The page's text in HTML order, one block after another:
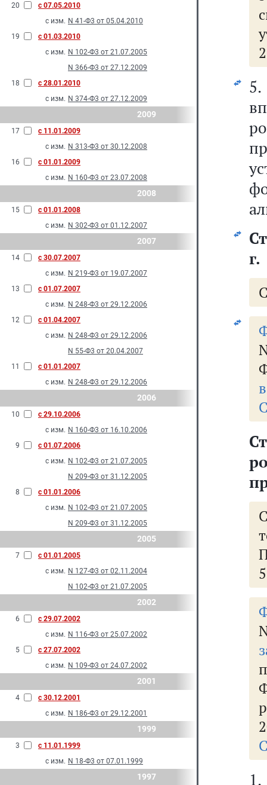
20
с 07.05.2010
с изм. N 41-Ф3 от 05.04.2010
19
с 01.03.2010
с изм. N 102-Ф3 от 21.07.2005
N 366-Ф3 от 27.12.2009
18
с 28.01.2010
с изм. N 374-Ф3 от 27.12.2009
2009
17
с 11.01.2009
с изм. N 313-Ф3 от 30.12.2008
16
с 01.01.2009
с изм. N 160-Ф3 от 23.07.2008
2008
15
с 01.01.2008
с изм. N 302-Ф3 от 01.12.2007
2007
14
с 30.07.2007
с изм. N 219-Ф3 от 19.07.2007
13
с 01.07.2007
с изм. N 248-Ф3 от 29.12.2006
12
с 01.04.2007
с изм. N 248-Ф3 от 29.12.2006
N 55-Ф3 от 20.04.2007
11
с 01.01.2007
с изм. N 248-Ф3 от 29.12.2006
2006
10
с 29.10.2006
с изм. N 160-Ф3 от 16.10.2006
9
с 01.07.2006
с изм. N 102-Ф3 от 21.07.2005
N 209-Ф3 от 31.12.2005
8
с 01.01.2006
с изм. N 102-Ф3 от 21.07.2005
N 209-Ф3 от 31.12.2005
2005
7
с 01.01.2005
с изм. N 127-Ф3 от 02.11.2004
N 102-Ф3 от 21.07.2005
2002
6
с 29.07.2002
с изм. N 116-Ф3 от 25.07.2002
5
с 27.07.2002
с изм. N 109-Ф3 от 24.07.2002
2001
4
с 30.12.2001
с изм. N 186-Ф3 от 29.12.2001
1999
3
с 11.01.1999
с изм. N 18-Ф3 от 07.01.1999
1997
г.